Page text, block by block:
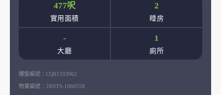
477呎
實用面積
2
睡房
-
大廳
1
廁所
樓盤編號： CQ81333962
物業編號： 28NTS-1060558